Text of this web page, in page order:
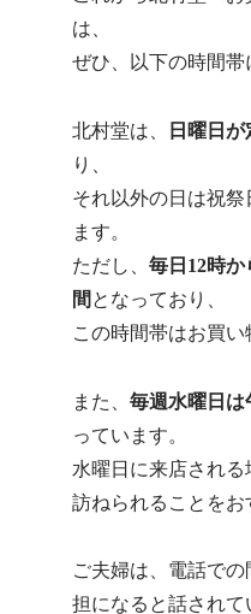
は、
ぜひ、以下の時間帯
北村堂は、 日曜日が
り、
それ以外の日は祝
ます。
ただし、毎日12時
間 となっており、
この時間帯はお買い
また、毎週水曜日は
っています。
水曜日に来店される
訪ねられることをお
ご夫婦は、電話で
担になると話されて